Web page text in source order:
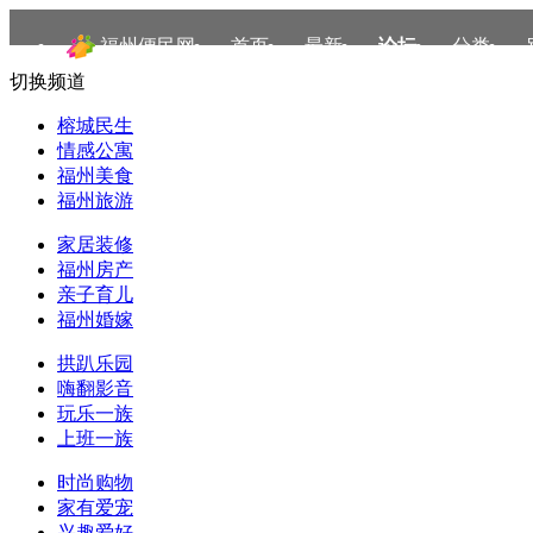
福州便民网 首页 最新 论坛 分类
切换频道
榕城民生
情感公寓
福州美食
福州旅游
家居装修
福州房产
亲子育儿
福州婚嫁
拱趴乐园
嗨翻影音
玩乐一族
上班一族
时尚购物
家有爱宠